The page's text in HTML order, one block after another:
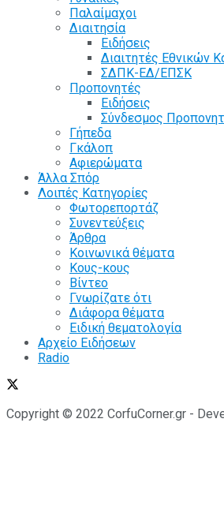
Παλαίμαχοι
Διαιτησία
Ειδήσεις
Διαιτητές Εθνικών
ΣΔΠΚ-ΕΔ/ΕΠΣΚ
Προπονητές
Ειδήσεις
Σύνδεσμος
Γήπεδα
Γκάλοπ
Αφιερώματα
Άλλα Σπόρ
Λοιπές Κατηγορίες
Φωτορεπορτάζ
Συνεντεύξεις
Άρθρα
Κοινωνικά θέματα
Κους-κους
Βίντεο
Γνωρίζατε ότι
Διάφορα θέματα
Ειδική θεματολογία
Αρχείο Ειδήσεων
Radio
Copyright © 2022 CorfuCorner.gr -